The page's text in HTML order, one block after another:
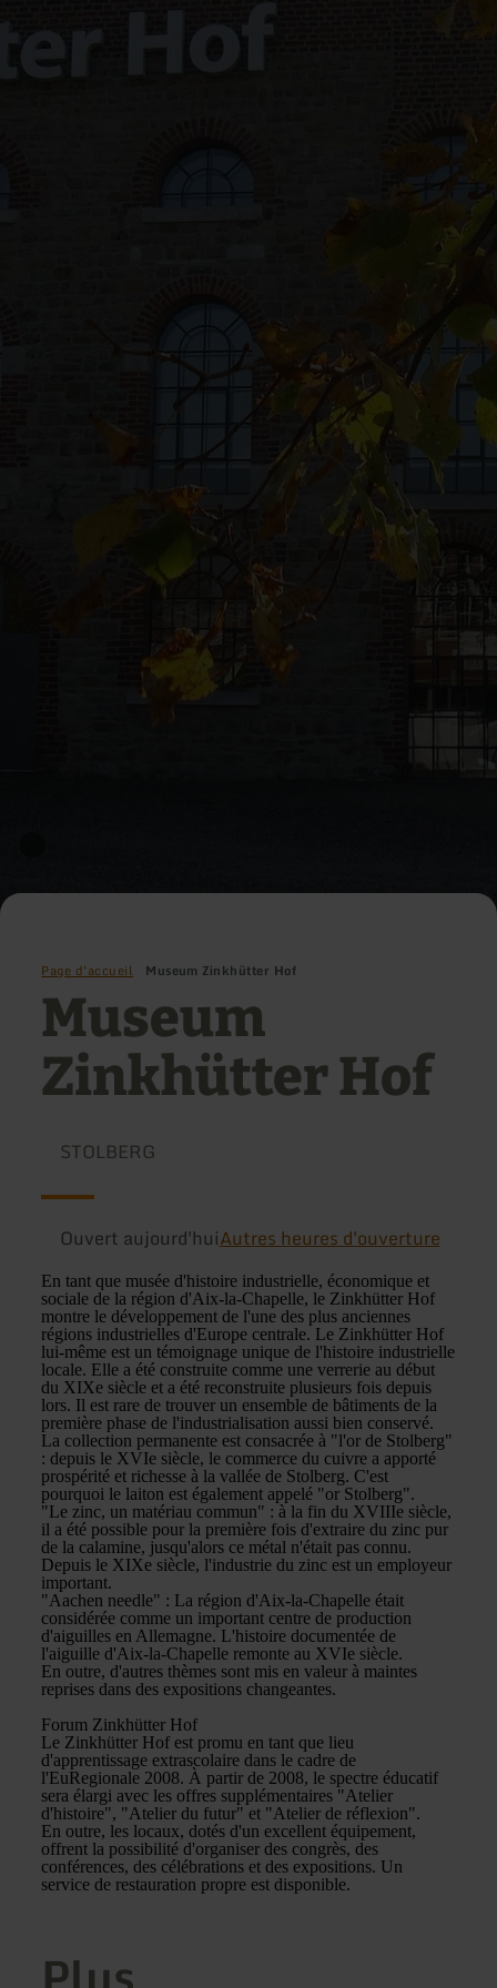
Page d'accueil Museum Zinkhütter Hof
Museum
Zinkhütter Hof
STOLBERG
Ouvert aujourd'huiAutres heures d'ouverture
En tant que musée d'histoire industrielle, économique et
sociale de la région d'Aix-la-Chapelle, le Zinkhütter Hof
montre le développement de l'une des plus anciennes
régions industrielles d'Europe centrale. Le Zinkhütter Hof
lui-même est un témoignage unique de l'histoire industrielle
locale. Elle a été construite comme une verrerie au début
du XIXe siècle et a été reconstruite plusieurs fois depuis
lors. Il est rare de trouver un ensemble de bâtiments de la
première phase de l'industrialisation aussi bien conservé.
La collection permanente est consacrée à "l'or de Stolberg"
: depuis le XVIe siècle, le commerce du cuivre a apporté
prospérité et richesse à la vallée de Stolberg. C'est
pourquoi le laiton est également appelé "or Stolberg".
"Le zinc, un matériau commun" : à la fin du XVIIIe siècle,
il a été possible pour la première fois d'extraire du zinc pur
de la calamine, jusqu'alors ce métal n'était pas connu.
Depuis le XIXe siècle, l'industrie du zinc est un employeur
important.
"Aachen needle" : La région d'Aix-la-Chapelle était
considérée comme un important centre de production
d'aiguilles en Allemagne. L'histoire documentée de
l'aiguille d'Aix-la-Chapelle remonte au XVIe siècle.
En outre, d'autres thèmes sont mis en valeur à maintes
reprises dans des expositions changeantes.
Forum Zinkhütter Hof
Le Zinkhütter Hof est promu en tant que lieu
d'apprentissage extrascolaire dans le cadre de
l'EuRegionale 2008. À partir de 2008, le spectre éducatif
sera élargi avec les offres supplémentaires "Atelier
d'histoire", "Atelier du futur" et "Atelier de réflexion".
En outre, les locaux, dotés d'un excellent équipement,
offrent la possibilité d'organiser des congrès, des
conférences, des célébrations et des expositions. Un
service de restauration propre est disponible.